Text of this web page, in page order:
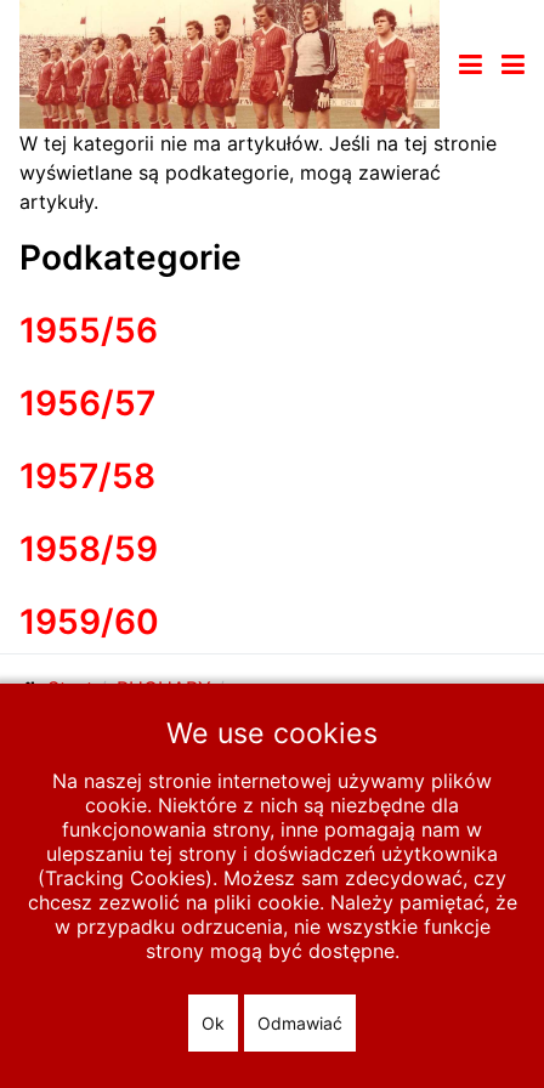
W tej kategorii nie ma artykułów. Jeśli na tej stronie
wyświetlane są podkategorie, mogą zawierać
artykuły.
Podkategorie
1955/56
1956/57
1957/58
1958/59
1959/60
Start
PUCHARY
Europejskie puchary - sezony
1970/71-1979/80
1955/56-1959/60
© 2026 polska-pilka.pl| Tanie strony internetowe All Rights
Reserved
We use cookies
Na naszej stronie internetowej używamy plików
cookie. Niektóre z nich są niezbędne dla
funkcjonowania strony, inne pomagają nam w
ulepszaniu tej strony i doświadczeń użytkownika
(Tracking Cookies). Możesz sam zdecydować, czy
chcesz zezwolić na pliki cookie. Należy pamiętać, że
w przypadku odrzucenia, nie wszystkie funkcje
strony mogą być dostępne.
Ok Odmawiać